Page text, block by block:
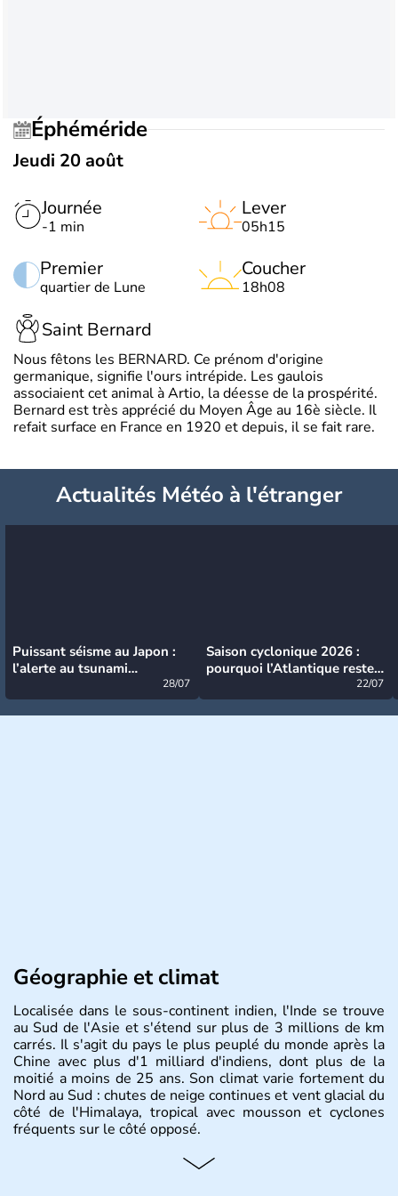
Éphéméride
Jeudi 20 août
Journée
-1 min
Premier
quartier de Lune
Lever
05h15
Coucher
18h08
Saint Bernard
Nous fêtons les BERNARD. Ce prénom d'origine
germanique, signifie l'ours intrépide. Les gaulois
associaient cet animal à Artio, la déesse de la prospérité.
Bernard est très apprécié du Moyen Âge au 16è siècle. Il
refait surface en France en 1920 et depuis, il se fait rare.
Actualités Météo à l'étranger
Puissant séisme au Japon :
l’alerte au tsunami
28/07
Saison cyclonique 2026 :
pourquoi l’Atlantique reste
22/07
Géographie et climat
Localisée dans le sous-continent indien, l'Inde se trouve
au Sud de l'Asie et s'étend sur plus de 3 millions de km
carrés. Il s'agit du pays le plus peuplé du monde après la
Chine avec plus d'1 milliard d'indiens, dont plus de la
moitié a moins de 25 ans. Son climat varie fortement du
Nord au Sud : chutes de neige continues et vent glacial du
côté de l'Himalaya, tropical avec mousson et cyclones
fréquents sur le côté opposé.
Histoire et administration